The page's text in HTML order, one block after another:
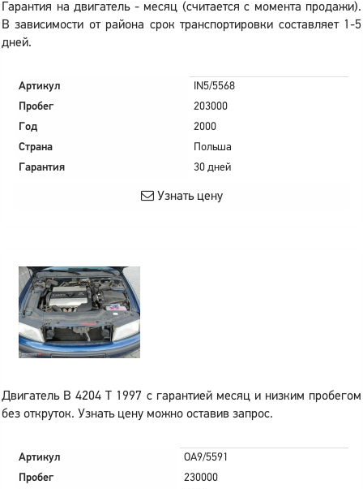
Гарантия на двигатель - месяц (считается с момента продажи).
В зависимости от района срок транспортировки составляет 1-5
дней.
Артикул
IN5/5568
Пробег
203000
Год
2000
Страна
Польша
Гарантия
30 дней
Узнать цену
Двигатель B 4204 T 1997 с гарантией месяц и низким пробегом
без откруток. Узнать цену можно оставив запрос.
Артикул
OA9/5591
Пробег
230000